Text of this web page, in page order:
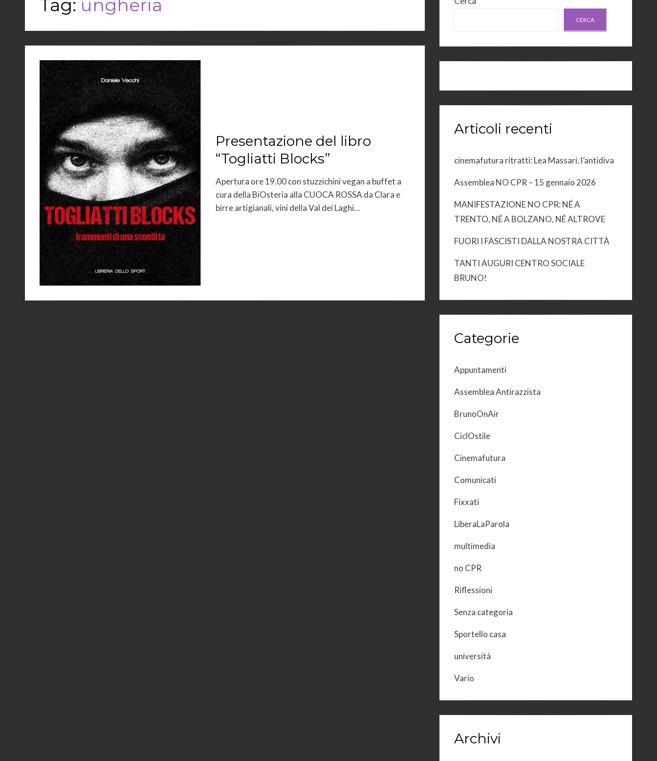
Tag: ungheria
Presentazione del libro
“Togliatti Blocks”
Apertura ore 19.00 con stuzzichini vegan a buffet a
cura della BiOsteria alla CUOCA ROSSA da Clara e
birre artigianali, vini della Val dei Laghi…
CERCA
Articoli recenti
cinemafutura ritratti: Lea Massari, l’antidiva
Assemblea NO CPR – 15 gennaio 2026
MANIFESTAZIONE NO CPR: NÉ A
TRENTO, NÉ A BOLZANO, NÉ ALTROVE
FUORI I FASCISTI DALLA NOSTRA CITTÀ
TANTI AUGURI CENTRO SOCIALE
BRUNO!
Categorie
Appuntamenti
Assemblea Antirazzista
BrunoOnAir
CiclOstile
Cinemafutura
Comunicati
Fixxati
LiberaLaParola
multimedia
no CPR
Riflessioni
Senza categoria
Sportello casa
università
Vario
Archivi